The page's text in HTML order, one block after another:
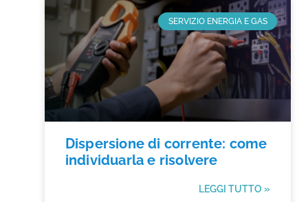
SERVIZIO ENERGIA E GAS
Dispersione di corrente: come
individuarla e risolvere
LEGGI TUTTO »